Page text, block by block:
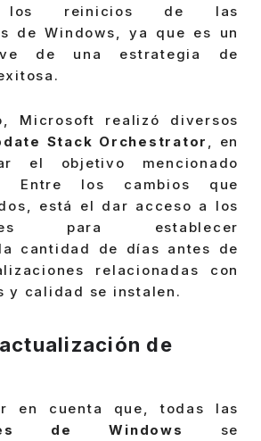
reinicios de las
de Windows, ya que es un
de una estrategia de
Microsoft realizó diversos
Stack Orchestrator , en
el objetivo mencionado
Entre los cambios que
está el dar acceso a los
para establecer
cantidad de días antes de
relacionadas con
y calidad se instalen.
de
en cuenta que, todas las
de Windows
se